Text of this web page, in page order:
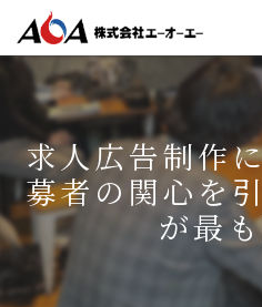
求人広告制作
募者の関心を
が最